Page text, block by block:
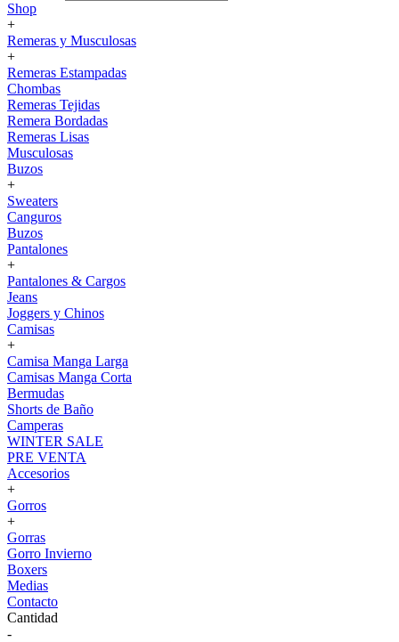
Shop
+
Remeras y Musculosas
+
Remeras Estampadas
Chombas
Remeras Tejidas
Remera Bordadas
Remeras Lisas
Musculosas
Buzos
+
Sweaters
Canguros
Buzos
Pantalones
+
Pantalones & Cargos
Jeans
Joggers y Chinos
Camisas
+
Camisa Manga Larga
Camisas Manga Corta
Bermudas
Shorts de Baño
Camperas
WINTER SALE
PRE VENTA
Accesorios
+
Gorros
+
Gorras
Gorro Invierno
Boxers
Medias
Contacto
Cantidad
-